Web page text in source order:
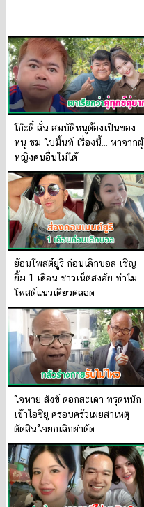
โก๊ะตี๋ ลั่น สมบัติหนูต้องเป็นของ
หนู ชม ใบมิ้นท์ เรื่องนี้… หาจากผู้
หญิงคนอื่นไม่ได้
ย้อนโพสต์ยูริ ก่อนเลิกบอล เชิญ
ยิ้ม 1 เดือน ชาวเน็ตสงสัย ทำไม
โพสต์แนวเดียวตลอด
ใจหาย สังข์ ดอกสะเดา ทรุดหนัก
เข้าไอซียู ครอบครัวเผยสาเหตุ
ตัดสินใจยกเลิกผ่าตัด